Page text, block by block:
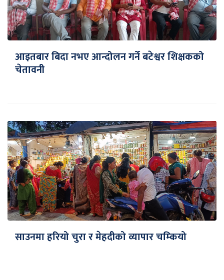
आइतबार बिदा नभए आन्दोलन गर्ने बटेश्वर शिक्षकको
चेतावनी
साउनमा हरियो चुरा र मेहदीको व्यापार चम्कियो